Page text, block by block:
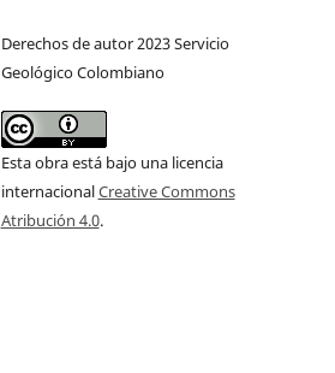
Derechos de autor 2023 Servicio
Geológico Colombiano
Esta obra está bajo una licencia
internacionalCreative Commons
Atribución 4.0.